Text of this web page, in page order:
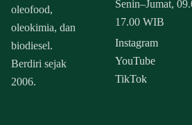
oleofood,
oleokimia, dan
biodiesel.
Berdiri sejak
2006.
Senin–Jumat,
17.00 WIB
Instagram
YouTube
TikTok